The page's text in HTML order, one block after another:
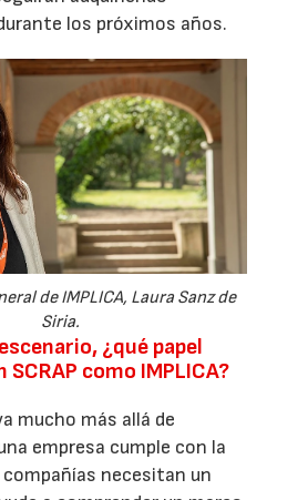
los próximos años.
de IMPLICA, Laura Sanz de
Siria.
¿qué papel
SCRAP como IMPLICA?
mucho más allá de
empresa cumple con la
necesitan un